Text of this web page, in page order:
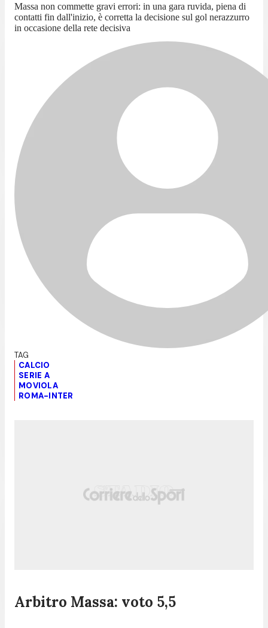
Massa non commette gravi errori: in una gara ruvida, piena di
contatti fin dall'inizio, è corretta la decisione sul gol nerazzurro
in occasione della rete decisiva
CALCIO
SERIE A
MOVIOLA
ROMA-INTER
Arbitro Massa: voto 5,5